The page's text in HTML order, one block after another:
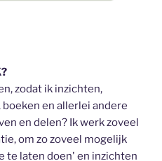
zodat ik inzichten,
boeken en allerlei andere
en delen? Ik werk zoveel
om zo zoveel mogelijk
te laten doen' en inzichten